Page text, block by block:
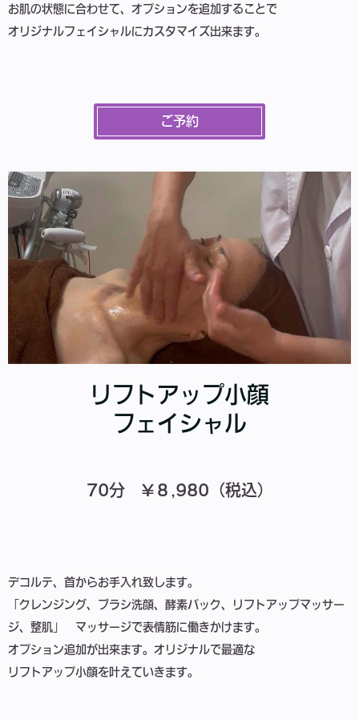
お肌の状態に合わせて、オプションを追加することで
オリジナルフェイシャルにカスタマイズ出来ます。
ご予約
リフトアップ小顔
フェイシャル
70分 ¥８,980（税込）
デコルテ、首からお手入れ致します。
「クレンジング、ブラシ洗顔、酵素パック、リフトアップマッサー
ジ、整肌」 マッサージで表情筋に働きかけます。
オプション追加が出来ます。オリジナルで最適な
リフトアップ小顔を叶えていきます。